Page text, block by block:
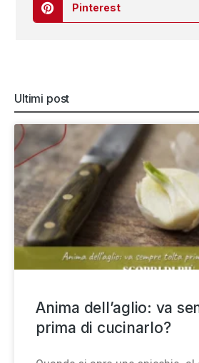
Pinterest
Ultimi post
Anima dell’aglio: va
prima di cucinarlo?